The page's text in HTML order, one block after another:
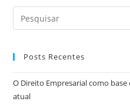
Posts Recentes
O Direito Empresarial como
atual